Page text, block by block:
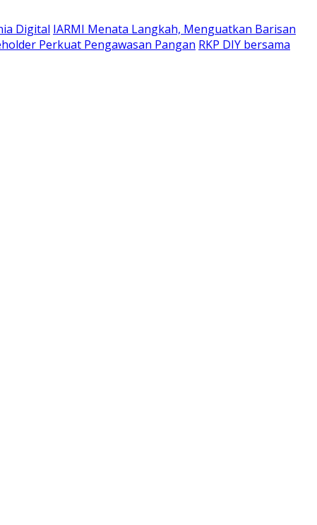
Digital IARMI Menata Langkah, Menguatkan Barisan
Perkuat Pengawasan Pangan RKP DIY bersama